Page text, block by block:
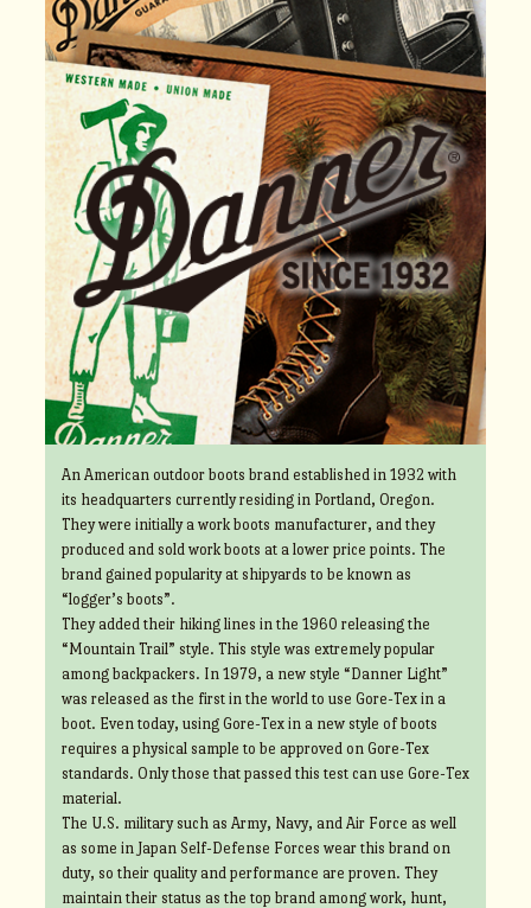
An American outdoor boots brand established in 1932 with
its headquarters currently residing in Portland, Oregon.
They were initially a work boots manufacturer, and they
produced and sold work boots at a lower price points. The
brand gained popularity at shipyards to be known as
“logger’s boots”.
They added their hiking lines in the 1960 releasing the
“Mountain Trail” style. This style was extremely popular
among backpackers. In 1979, a new style “Danner Light”
was released as the first in the world to use Gore-Tex in a
boot. Even today, using Gore-Tex in a new style of boots
requires a physical sample to be approved on Gore-Tex
standards. Only those that passed this test can use Gore-Tex
material.
The U.S. military such as Army, Navy, and Air Force as well
as some in Japan Self-Defense Forces wear this brand on
duty, so their quality and performance are proven. They
maintain their status as the top brand among work, hunt,